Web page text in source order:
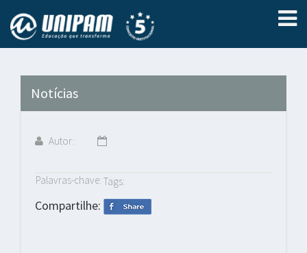
Notícias
Autor:
Palavras-chave: Tags:
Compartilhe: